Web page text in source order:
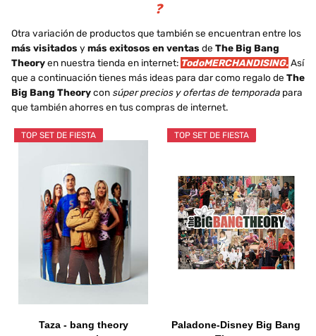
❓
Otra variación de productos que también se encuentran entre los
más visitados y más exitosos en ventas de The Big Bang
Theoryen nuestra tienda en internet: TodoMERCHANDISING.Así
que a continuación tienes más ideas para dar como regalo de The
Big Bang Theorycon súper precios y ofertas de temporada para
que también ahorres en tus compras de internet.
TOP SET DE FIESTA
Taza - bang theory
TOP SET DE FIESTA
Paladone-Disney Big Bang